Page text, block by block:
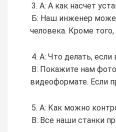
3. А: А как насчет
Б: Наш инженер
человека. Кроме
4. А: Что делать,
B: Покажите нам
видеоформате. Если
5. А: Как можно
B: Все наши станки